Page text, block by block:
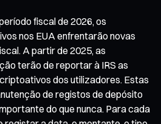
fiscal de 2026, os
nos EUA enfrentarão novas
A partir de 2025, as
terão de reportar à IRS as
dos utilizadores. Estas
de registos de depósito
do que nunca. Para cada